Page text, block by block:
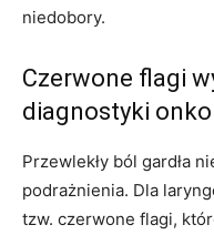
niedobory.
Czerwone flagi
diagnostyki
Przewlekły ból gardła
podrażnienia. Dla
tzw. czerwone flagi,